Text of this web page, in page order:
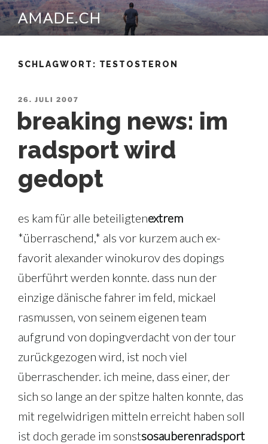
Zum
Inhalt
springen
AMADE.CH
SCHLAGWORT: TESTOSTERON
VERÖFFENTLICHT
AM
26. JULI 2007
breaking news: im
radsport wird
gedopt
es kam für alle beteiligtenextrem
*überraschend,* als vor kurzem auch ex-
favorit alexander winokurov des dopings
überführt werden konnte. dass nun der
einzige dänische fahrer im feld, mickael
rasmussen, von seinem eigenen team
aufgrund von dopingverdacht von der tour
zurückgezogen wird, ist noch viel
überraschender. ich meine, dass einer, der
sich so lange an der spitze halten konnte, das
mit regelwidrigen mitteln erreicht haben soll
ist doch gerade im sonstsosauberenradsport